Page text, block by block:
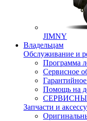
JIMNY
Владельцам
Обслуживание и
Программа
Сервисное
Помощь на
Запчасти и